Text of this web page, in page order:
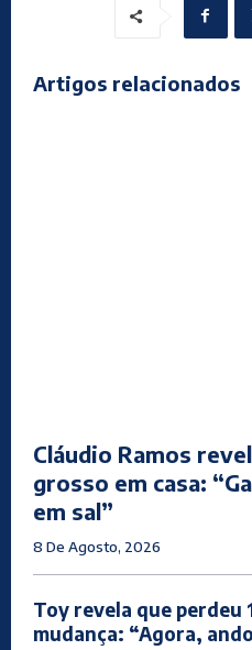
Artigos relacionados
Cláudio Ramos
grosso em casa:
em sal”
8 De Agosto, 2026
Toy revela que perdeu
mudança: “Agora,